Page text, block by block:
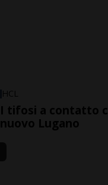
HCL
I tifosi a contatto
nuovo Lugano